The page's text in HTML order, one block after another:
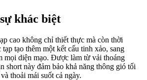
khác biệt
cao không chỉ thiết thực mà còn thời
tạo thêm một kết cấu tinh xảo, sang
mọi diện mạo. Được làm từ vải thoáng
short này đảm bảo khả năng thông gió tối
thoải mái suốt cả ngày.